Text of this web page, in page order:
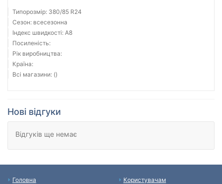
Типорозмір: 380/85 R24
Сезон: всесезонна
Індекс швидкості: A8
Посиленість:
Рік виробництва:
Країна:
Всі магазини: ()
Нові відгуки
Відгуків ще немає
Головна
Користувачам